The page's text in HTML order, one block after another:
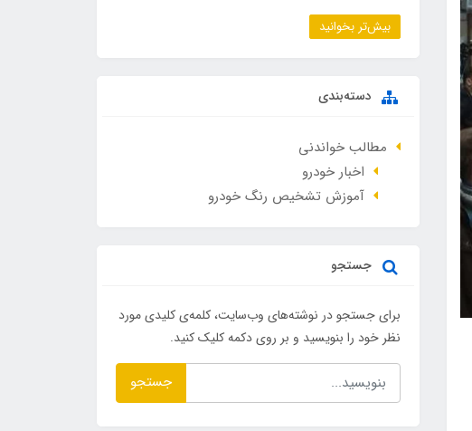
بیش‌تر بخوانید
دسته‌بندی
مطالب خواندنی
اخبار خودرو
آموزش تشخیص رنگ خودرو
جستجو
برای جستجو در نوشته‌های وب‌سایت، کلمه‌ی کلیدی مورد
نظر خود را بنویسید و بر روی دکمه کلیک کنید.
جستجو